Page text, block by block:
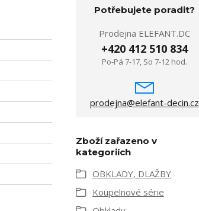
Potřebujete poradit?
Prodejna ELEFANT.DC
+420 412 510 834
Po-Pá 7-17, So 7-12 hod.
prodejna@elefant-decin.cz
Zboží zařazeno v
kategoriích
OBKLADY, DLAŽBY
Koupelnové série